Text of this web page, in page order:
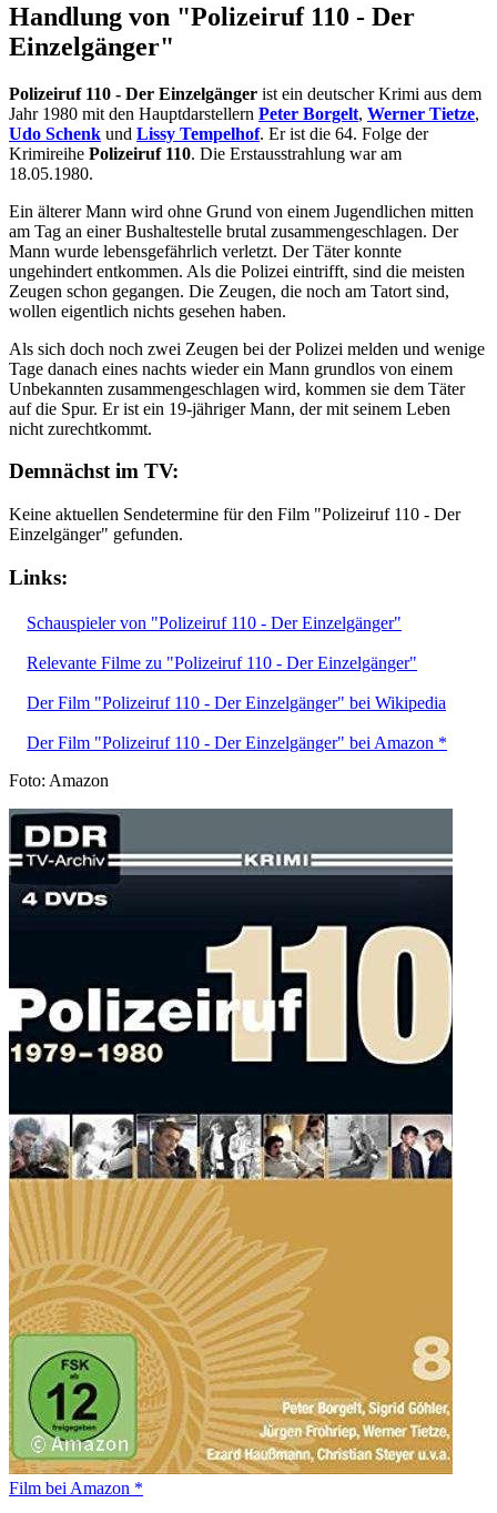
Handlung von "Polizeiruf 110 - Der
Einzelgänger"
Polizeiruf 110 - Der Einzelgänger ist ein deutscher Krimi aus dem
Jahr 1980 mit den Hauptdarstellern Peter Borgelt, Werner Tietze,
Udo Schenk und Lissy Tempelhof. Er ist die 64. Folge der
Krimireihe Polizeiruf 110. Die Erstausstrahlung war am
18.05.1980.
Ein älterer Mann wird ohne Grund von einem Jugendlichen mitten
am Tag an einer Bushaltestelle brutal zusammengeschlagen. Der
Mann wurde lebensgefährlich verletzt. Der Täter konnte
ungehindert entkommen. Als die Polizei eintrifft, sind die meisten
Zeugen schon gegangen. Die Zeugen, die noch am Tatort sind,
wollen eigentlich nichts gesehen haben.
Als sich doch noch zwei Zeugen bei der Polizei melden und wenige
Tage danach eines nachts wieder ein Mann grundlos von einem
Unbekannten zusammengeschlagen wird, kommen sie dem Täter
auf die Spur. Er ist ein 19-jähriger Mann, der mit seinem Leben
nicht zurechtkommt.
Demnächst im TV:
Keine aktuellen Sendetermine für den Film "Polizeiruf 110 - Der
Einzelgänger" gefunden.
Links:
Schauspieler von "Polizeiruf 110 - Der Einzelgänger"
Relevante Filme zu "Polizeiruf 110 - Der Einzelgänger"
Der Film "Polizeiruf 110 - Der Einzelgänger" bei Wikipedia
Der Film "Polizeiruf 110 - Der Einzelgänger" bei Amazon *
Foto: Amazon
Film bei Amazon *